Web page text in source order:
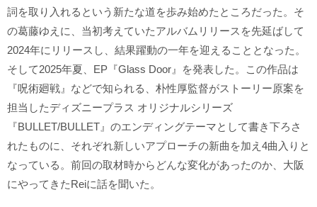
詞を取り入れるという新たな道を歩み始めたところだった。そ
の葛藤ゆえに、当初考えていたアルバムリリースを先延ばして
2024年にリリースし、結果躍動の一年を迎えることとなった。
そして2025年夏、EP『Glass Door』を発表した。この作品は
『呪術廻戦』などで知られる、朴性厚監督がストーリー原案を
担当したディズニープラス オリジナルシリーズ
『BULLET/BULLET』のエンディングテーマとして書き下ろさ
れたものに、それぞれ新しいアプローチの新曲を加え4曲入りと
なっている。前回の取材時からどんな変化があったのか、大阪
にやってきたReiに話を聞いた。